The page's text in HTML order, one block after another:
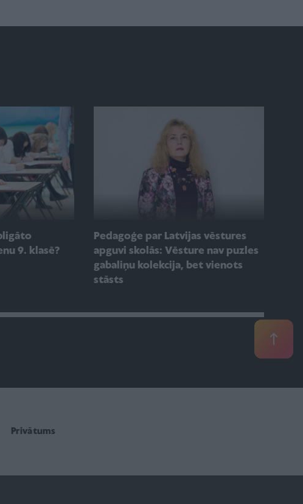
9. klasē?
Pedagoģe par Latvijas vēstures
apguvi skolās: Vēsture nav puzles
gabaliņu kolekcija, bet vienots
stāsts
Privātums